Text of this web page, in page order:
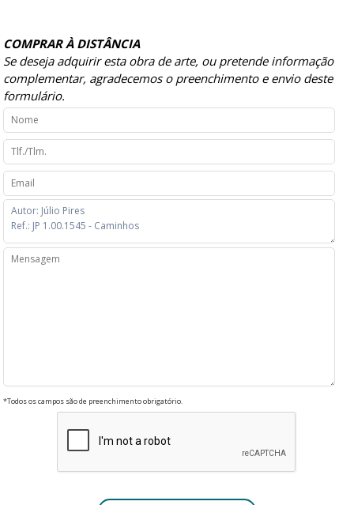
COMPRAR À DISTÂNCIA
Se deseja adquirir esta obra de arte, ou pretende informação
complementar, agradecemos o preenchimento e envio deste
formulário.
*Todos os campos são de preenchimento obrigatório.